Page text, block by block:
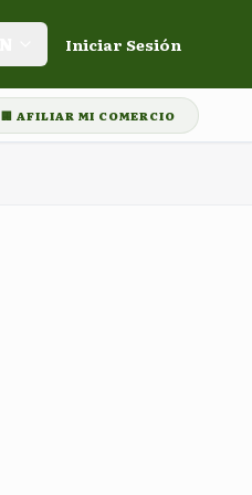
Iniciar Sesión
🏢 AFILIAR MI COMERCIO